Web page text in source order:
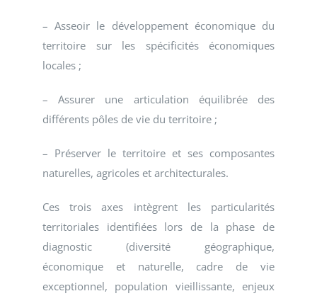
– Asseoir le développement économique du
territoire sur les spécificités économiques
locales ;
– Assurer une articulation équilibrée des
différents pôles de vie du territoire ;
– Préserver le territoire et ses composantes
naturelles, agricoles et architecturales.
Ces trois axes intègrent les particularités
territoriales identifiées lors de la phase de
diagnostic (diversité géographique,
économique et naturelle, cadre de vie
exceptionnel, population vieillissante, enjeux